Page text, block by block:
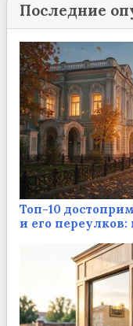
Последние
Топ-10
и его